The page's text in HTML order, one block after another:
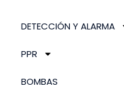
DETECCIÓN Y ALARMA
PPR
BOMBAS